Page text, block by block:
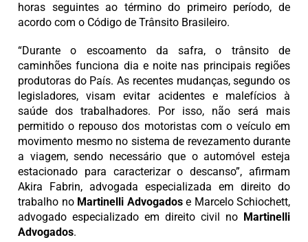
horas seguintes ao término do primeiro período, de
acordo com o Código de Trânsito Brasileiro.
“Durante o escoamento da safra, o trânsito de
caminhões funciona dia e noite nas principais regiões
produtoras do País. As recentes mudanças, segundo os
legisladores, visam evitar acidentes e malefícios à
saúde dos trabalhadores. Por isso, não será mais
permitido o repouso dos motoristas com o veículo em
movimento mesmo no sistema de revezamento durante
a viagem, sendo necessário que o automóvel esteja
estacionado para caracterizar o descanso”, afirmam
Akira Fabrin, advogada especializada em direito do
trabalho no Martinelli Advogadose Marcelo Schiochett,
advogado especializado em direito civil no Martinelli
Advogados.